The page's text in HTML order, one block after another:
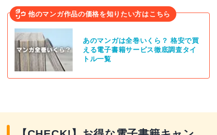
他のマンガ作品の価格を知りたい方はこちら
あのマンガは全巻いくら？ 格安で買
える電子書籍サービス徹底調査タイ
トル一覧